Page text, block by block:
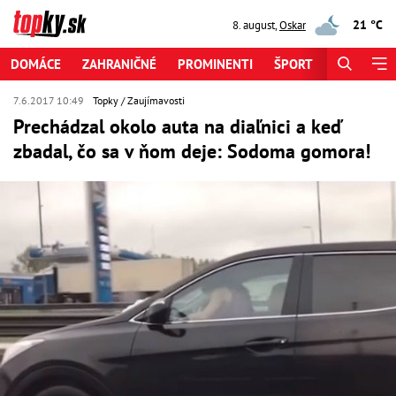
8. august,Oskar 21 °C
DOMÁCE ZAHRANIČNÉ PROMINENTI ŠPORT
7.6.2017 10:49 Topky Zaujímavosti
Prechádzal okolo auta na diaľnici a keď
zbadal, čo sa v ňom deje: Sodoma gomora!